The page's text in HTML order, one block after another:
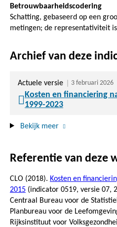
Betrouwbaarheidscodering
Schatting, gebaseerd op een
metingen; de representativiteit
Archief van deze
Actuele versie 3 februari 2026
Kosten en financiering
1999-2023
Bekijk meer
Referentie van deze
CLO (2018). Kosten en
2015 (indicator 0519, versie 07,
Centraal Bureau voor de
Planbureau voor de
Rijksinstituut voor